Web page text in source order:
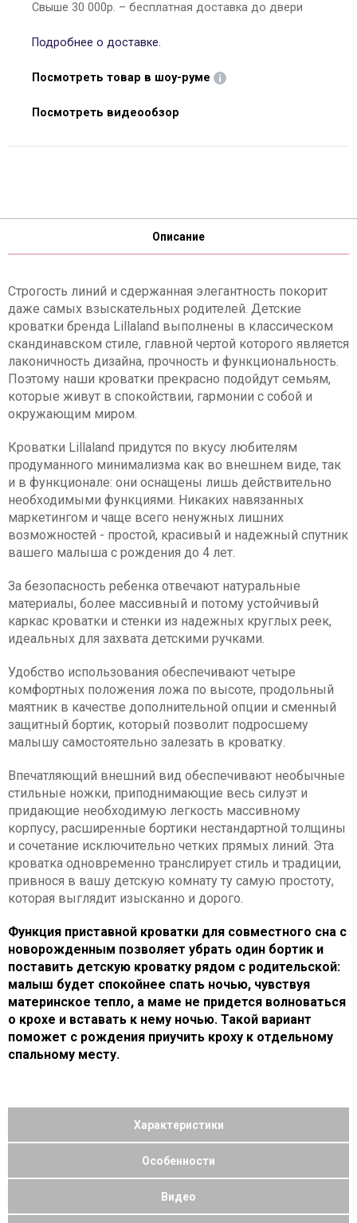
Свыше 30 000р. – бесплатная доставка до двери
Подробнее о доставке.
Посмотреть товар в шоу-руме
Посмотреть видеообзор
Описание
Строгость линий и сдержанная элегантность покорит
даже самых взыскательных родителей. Детские
кроватки бренда Lillaland выполнены в классическом
скандинавском стиле, главной чертой которого является
лаконичность дизайна, прочность и функциональность.
Поэтому наши кроватки прекрасно подойдут семьям,
которые живут в спокойствии, гармонии с собой и
окружающим миром.
Кроватки Lillaland придутся по вкусу любителям
продуманного минимализма как во внешнем виде, так
и в функционале: они оснащены лишь действительно
необходимыми функциями. Никаких навязанных
маркетингом и чаще всего ненужных лишних
возможностей - простой, красивый и надежный спутник
вашего малыша с рождения до 4 лет.
За безопасность ребенка отвечают натуральные
материалы, более массивный и потому устойчивый
каркас кроватки и стенки из надежных круглых реек,
идеальных для захвата детскими ручками.
Удобство использования обеспечивают четыре
комфортных положения ложа по высоте, продольный
маятник в качестве дополнительной опции и сменный
защитный бортик, который позволит подросшему
малышу самостоятельно залезать в кроватку.
Впечатляющий внешний вид обеспечивают необычные
стильные ножки, приподнимающие весь силуэт и
придающие необходимую легкость массивному
корпусу, расширенные бортики нестандартной толщины
и сочетание исключительно четких прямых линий. Эта
кроватка одновременно транслирует стиль и традиции,
привнося в вашу детскую комнату ту самую простоту,
которая выглядит изысканно и дорого.
Функция приставной кроватки для совместного сна с
новорожденным позволяет убрать один бортик и
поставить детскую кроватку рядом с родительской:
малыш будет спокойнее спать ночью, чувствуя
материнское тепло, а маме не придется волноваться
о крохе и вставать к нему ночью. Такой вариант
поможет с рождения приучить кроху к отдельному
спальному месту.
Характеристики
Особенности
Видео